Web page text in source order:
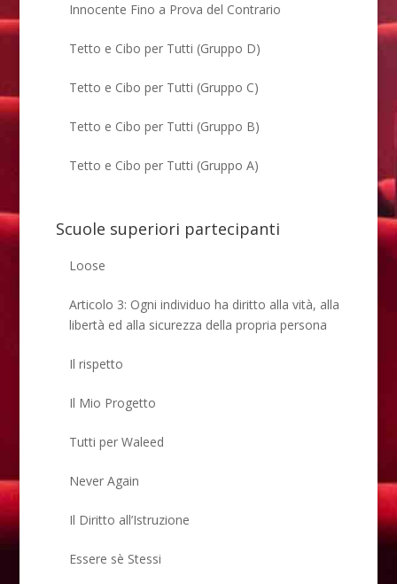
Innocente Fino a Prova del Contrario
Tetto e Cibo per Tutti (Gruppo D)
Tetto e Cibo per Tutti (Gruppo C)
Tetto e Cibo per Tutti (Gruppo B)
Tetto e Cibo per Tutti (Gruppo A)
Scuole superiori partecipanti
Loose
Articolo 3: Ogni individuo ha diritto alla vità, alla
libertà ed alla sicurezza della propria persona
Il rispetto
Il Mio Progetto
Tutti per Waleed
Never Again
Il Diritto all’Istruzione
Essere sè Stessi